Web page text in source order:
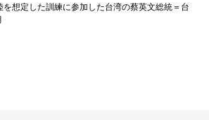
想定した訓練に参加した台湾の蔡英文総統＝台